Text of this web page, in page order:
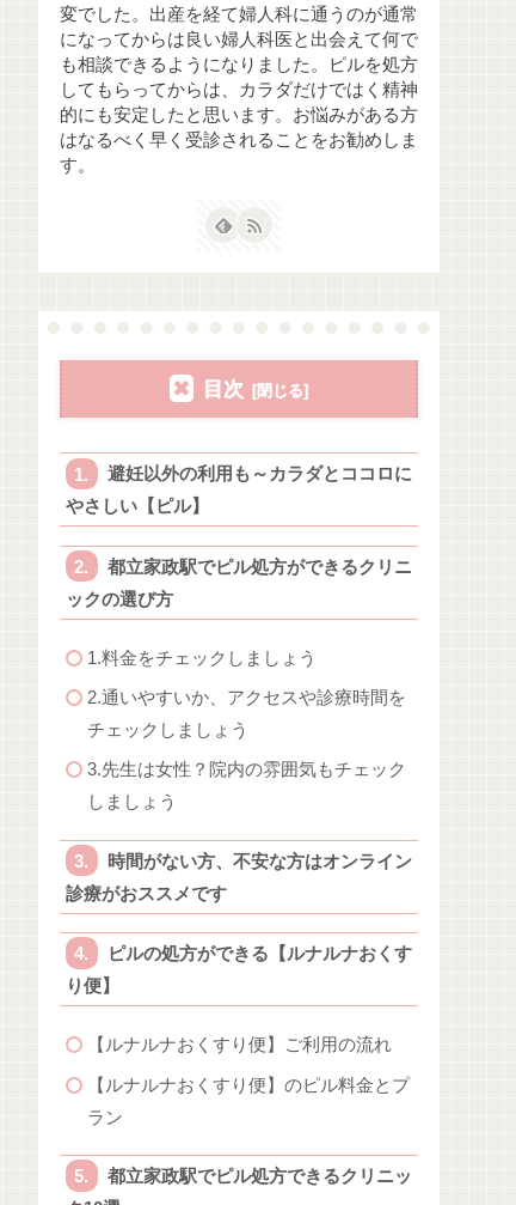
変でした。出産を経て婦人科に通うのが通常
になってからは良い婦人科医と出会えて何で
も相談できるようになりました。ピルを処方
してもらってからは、カラダだけではく精神
的にも安定したと思います。お悩みがある方
はなるべく早く受診されることをお勧めしま
す。
目次
避妊以外の利用も～カラダとココロに
やさしい【ピル】
都立家政駅でピル処方ができるクリニ
ックの選び方
1.料金をチェックしましょう
2.通いやすいか、アクセスや診療時間を
チェックしましょう
3.先生は女性？院内の雰囲気もチェック
しましょう
時間がない方、不安な方はオンライン
診療がおススメです
ピルの処方ができる【ルナルナおくす
り便】
【ルナルナおくすり便】ご利用の流れ
【ルナルナおくすり便】のピル料金とプ
ラン
都立家政駅でピル処方できるクリニッ